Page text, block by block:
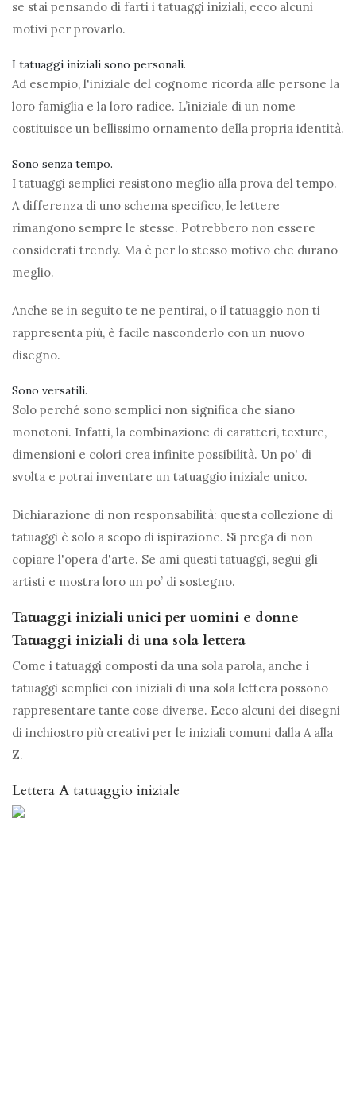
se stai pensando di farti i tatuaggi iniziali, ecco alcuni
motivi per provarlo.
I tatuaggi iniziali sono personali.
Ad esempio, l'iniziale del cognome ricorda alle persone la
loro famiglia e la loro radice. L’iniziale di un nome
costituisce un bellissimo ornamento della propria identità.
Sono senza tempo.
I tatuaggi semplici resistono meglio alla prova del tempo.
A differenza di uno schema specifico, le lettere
rimangono sempre le stesse. Potrebbero non essere
considerati trendy. Ma è per lo stesso motivo che durano
meglio.
Anche se in seguito te ne pentirai, o il tatuaggio non ti
rappresenta più, è facile nasconderlo con un nuovo
disegno.
Sono versatili.
Solo perché sono semplici non significa che siano
monotoni. Infatti, la combinazione di caratteri, texture,
dimensioni e colori crea infinite possibilità. Un po' di
svolta e potrai inventare un tatuaggio iniziale unico.
Dichiarazione di non responsabilità: questa collezione di
tatuaggi è solo a scopo di ispirazione. Si prega di non
copiare l'opera d'arte. Se ami questi tatuaggi, segui gli
artisti e mostra loro un po’ di sostegno.
Tatuaggi iniziali unici per uomini e donne
Tatuaggi iniziali di una sola lettera
Come i tatuaggi composti da una sola parola, anche i
tatuaggi semplici con iniziali di una sola lettera possono
rappresentare tante cose diverse. Ecco alcuni dei disegni
di inchiostro più creativi per le iniziali comuni dalla A alla
Z.
Lettera A tatuaggio iniziale